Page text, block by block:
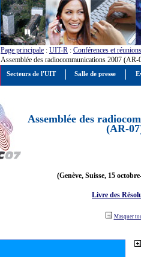
Page principale : UIT-R : Conférences et réunions
Assemblée des radiocommunications 2007 (AR-
Assemblée des
(AR-
(Genève, Suisse, 15
Livre des
Masquer
Secteurs de l'UIT Salle de presse